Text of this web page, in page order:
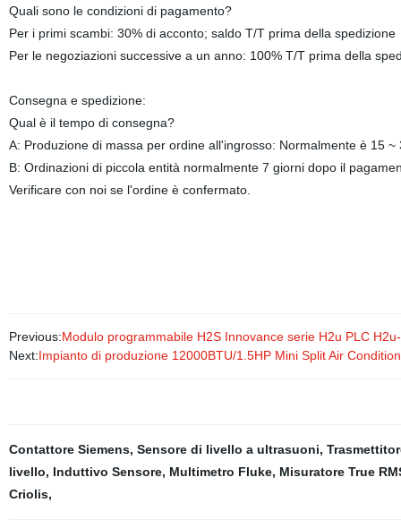
Quali sono le condizioni di pagamento?
Per i primi scambi: 30% di acconto; saldo T/T prima della spedizione
Per le negoziazioni successive a un anno: 100% T/T prima della
Consegna e spedizione:
Qual è il tempo di consegna?
A: Produzione di massa per ordine all'ingrosso: Normalmente è 15
B: Ordinazioni di piccola entità normalmente 7 giorni dopo il
Verificare con noi se l'ordine è confermato.
Previous:Modulo programmabile H2S Innovance serie H2u PLC
Next:Impianto di produzione 12000BTU/1.5HP Mini Split Air
Contattore Siemens, Sensore di livello a ultrasuoni,
livello, Induttivo Sensore, Multimetro Fluke, Misuratore True
Criolis,